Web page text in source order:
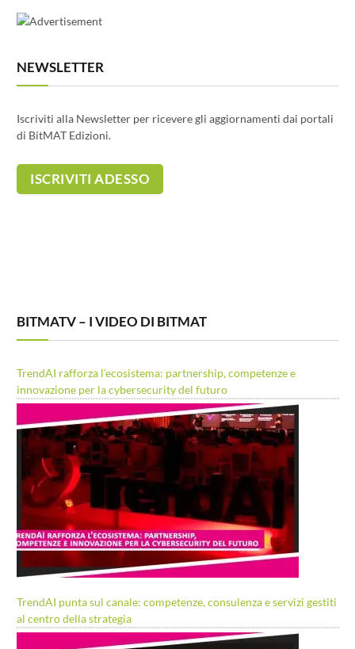
NEWSLETTER
Iscriviti alla Newsletter per ricevere gli aggiornamenti dai portali
di BitMAT Edizioni.
BITMATV – I VIDEO DI BITMAT
TrendAI rafforza l’ecosistema: partnership, competenze e
innovazione per la cybersecurity del futuro
TrendAI punta sul canale: competenze, consulenza e servizi gestiti
al centro della strategia